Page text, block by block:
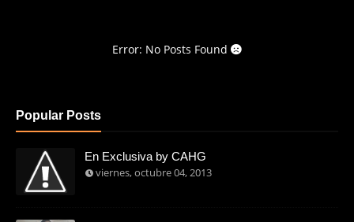
Error: No Posts Found
Popular Posts
En Exclusiva by CAHG
viernes, octubre 04, 2013